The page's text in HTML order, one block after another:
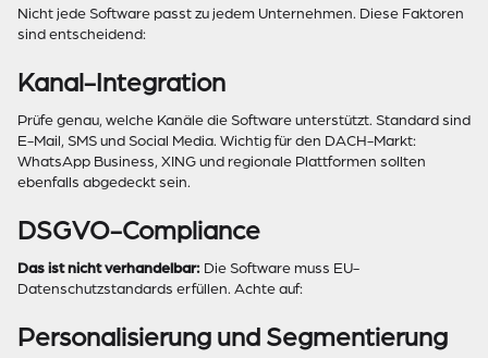
Nicht jede Software passt zu jedem Unternehmen. Diese Faktoren
sind entscheidend:
Kanal-Integration
Prüfe genau, welche Kanäle die Software unterstützt. Standard sind
E-Mail, SMS und Social Media. Wichtig für den DACH-Markt:
WhatsApp Business, XING und regionale Plattformen sollten
ebenfalls abgedeckt sein.
DSGVO-Compliance
Das ist nicht verhandelbar: Die Software muss EU-
Datenschutzstandards erfüllen. Achte auf:
Personalisierung und Segmentierung